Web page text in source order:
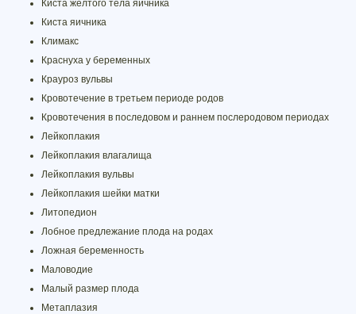
Киста желтого тела яичника
Киста яичника
Климакс
Краснуха у беременных
Крауроз вульвы
Кровотечение в третьем периоде родов
Кровотечения в последовом и раннем послеродовом периодах
Лейкоплакия
Лейкоплакия влагалища
Лейкоплакия вульвы
Лейкоплакия шейки матки
Литопедион
Лобное предлежание плода на родах
Ложная беременность
Маловодие
Малый размер плода
Метаплазия